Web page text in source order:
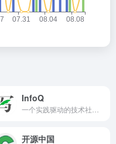
InfoQ
开源中国